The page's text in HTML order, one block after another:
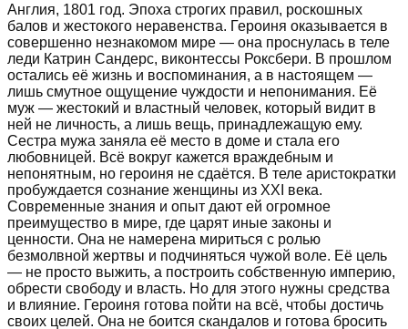
Англия, 1801 год. Эпоха строгих правил, роскошных
балов и жестокого неравенства. Героиня оказывается в
совершенно незнакомом мире — она проснулась в теле
леди Катрин Сандерс, виконтессы Роксбери. В прошлом
остались её жизнь и воспоминания, а в настоящем —
лишь смутное ощущение чуждости и непонимания. Её
муж — жестокий и властный человек, который видит в
ней не личность, а лишь вещь, принадлежащую ему.
Сестра мужа заняла её место в доме и стала его
любовницей. Всё вокруг кажется враждебным и
непонятным, но героиня не сдаётся. В теле аристократки
пробуждается сознание женщины из XXI века.
Современные знания и опыт дают ей огромное
преимущество в мире, где царят иные законы и
ценности. Она не намерена мириться с ролью
безмолвной жертвы и подчиняться чужой воле. Её цель
— не просто выжить, а построить собственную империю,
обрести свободу и власть. Но для этого нужны средства
и влияние. Героиня готова пойти на всё, чтобы достичь
своих целей. Она не боится скандалов и готова бросить